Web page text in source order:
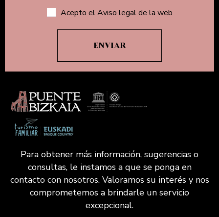
Acepto el Aviso legal de la web
Para obtener más información, sugerencias o
consultas, le instamos a que se ponga en
contacto con nosotros. Valoramos su interés y nos
comprometemos a brindarle un servicio
excepcional.